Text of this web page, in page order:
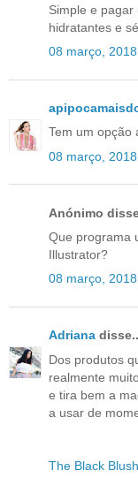
Simple e
hidratantes e
08 março,
Tem um opção
08 março,
Anónimo
Que programa
Illustrator?
08 março,
Adriana
Dos produtos
realmente
e tira bem a
a usar de
The Black Blush